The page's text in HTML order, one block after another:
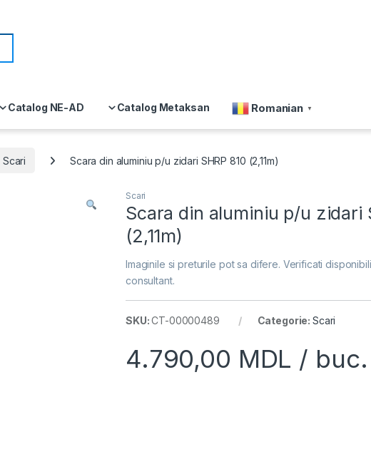
Catalog NE-AD Catalog Metaksan Romanian ▼
Scari Scara din aluminiu p/u zidari SHRP 810 (2,11m)
Scari
Scara din aluminiu p/u zidari
(2,11m)
Imaginile si preturile pot sa difere. Verificati
consultant.
SKU:CT-00000489 Categorie: Scari
4.790,00 MDL / buc.